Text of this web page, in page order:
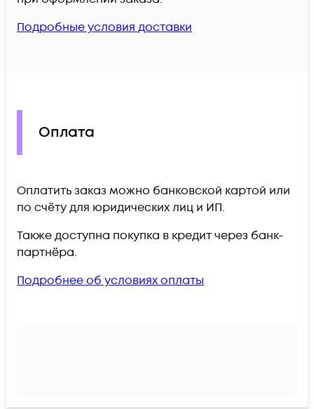
Подробные условия доставки
Оплата
Оплатить заказ можно банковской картой или
по счёту для юридических лиц и ИП.
Также доступна покупка в кредит через банк-
партнёра.
Подробнее об условиях оплаты